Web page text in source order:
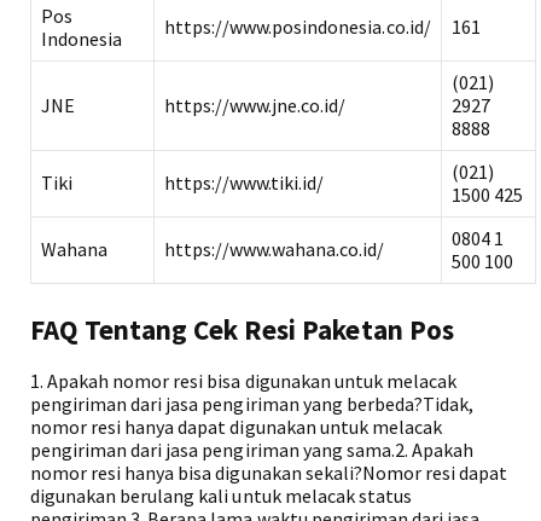
Pos
Indonesia
https://www.posindonesia.co.id/ 161
JNE https://www.jne.co.id/
(021)
2927
8888
Tiki https://www.tiki.id/
(021)
1500 425
Wahana https://www.wahana.co.id/
0804 1
500 100
FAQ Tentang Cek Resi Paketan Pos
1. Apakah nomor resi bisa digunakan untuk melacak
pengiriman dari jasa pengiriman yang berbeda?Tidak,
nomor resi hanya dapat digunakan untuk melacak
pengiriman dari jasa pengiriman yang sama.2. Apakah
nomor resi hanya bisa digunakan sekali?Nomor resi dapat
digunakan berulang kali untuk melacak status